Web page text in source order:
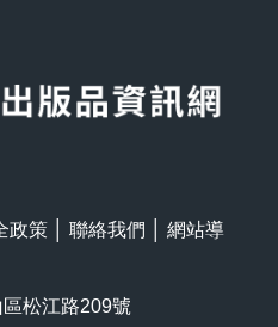
政策 聯絡我們
網站導
松江路209號